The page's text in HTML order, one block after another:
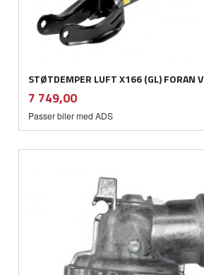
STØTDEMPER LUFT X166 (GL) FORAN V
Pris
7 749,00mva.
Passer biler med ADS